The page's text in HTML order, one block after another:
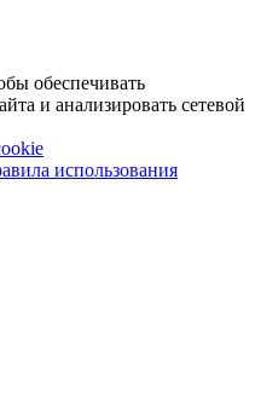
обеспечивать
и анализировать сетевой
использования